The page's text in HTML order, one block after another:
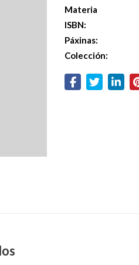
Materia
ISBN:
Páxinas:
Colección: